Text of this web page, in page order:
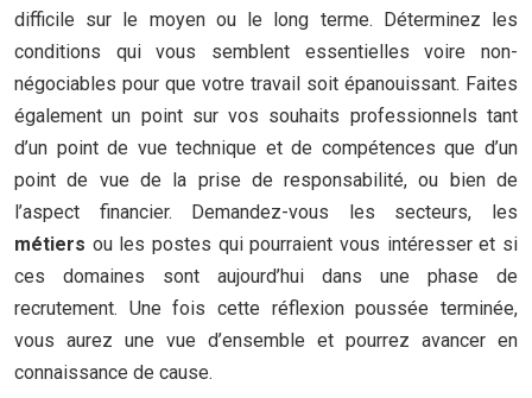
difficile sur le moyen ou le long terme. Déterminez les
conditions qui vous semblent essentielles voire non-
négociables pour que votre travail soit épanouissant. Faites
également un point sur vos souhaits professionnels tant
d’un point de vue technique et de compétences que d’un
point de vue de la prise de responsabilité, ou bien de
l’aspect financier. Demandez-vous les secteurs, les
métiers ou les postes qui pourraient vous intéresser et si
ces domaines sont aujourd’hui dans une phase de
recrutement. Une fois cette réflexion poussée terminée,
vous aurez une vue d’ensemble et pourrez avancer en
connaissance de cause.